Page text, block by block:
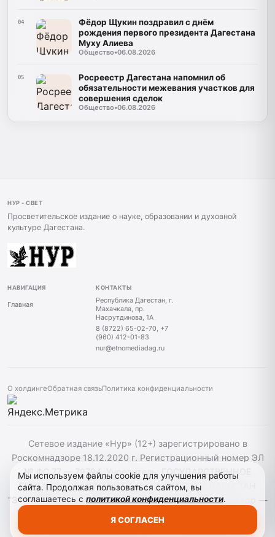
04
Фёдор Щукин поздравил с днём
рождения первого президента Дагестана
Муху Алиева
Общество•06.08.2026
05
Росреестр Дагестана напомнил об
обязательности межевания участков для
совершения сделок
Общество•06.08.2026
НУР - СВЕТ
Просветительское издание о науке, образовании и духовной
культуре Дагестана.
НАВИГАЦИЯ
Главная
КОНТАКТЫ
Республика Дагестан, г.
Махачкала, пр.
Насрутдинова, 1А
8 (8722) 65-02-70, +7
(960) 412-01-83
nur@etnomediadag.ru
О холдингеОбратная связьПолитика конфиденциальности
Сетевое издание «Нур» (12+) зарегистрировано в
Роскомнадзоре 18.12.2020 г. Регистрационный номер ЭЛ
№ ФС 77 — 79794. Учредитель: ГОСУДАРСТВЕННОЕ
БЮДЖЕТНОЕ УЧРЕЖДЕНИЕ РЕСПУБЛИКИ ДАГЕСТАН
"ЭТНОМЕДИАХОЛДИНГ "ДАГЕСТАН". Главный редактор —
Б. С. Абдуллаев. При использовании материалов сайта
Мы используем файлы cookie для улучшения работы
сайта. Продолжая пользоваться сайтом, вы
соглашаетесь с политикой конфиденциальности.
Я СОГЛАСЕН